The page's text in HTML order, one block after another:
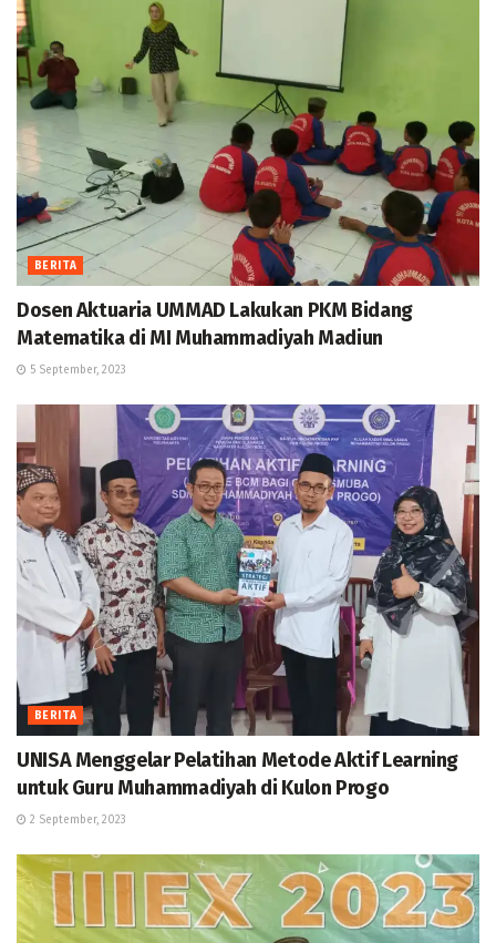
BERITA
Dosen Aktuaria UMMAD Lakukan PKM Bidang
Matematika di MI Muhammadiyah Madiun
5 September, 2023
BERITA
UNISA Menggelar Pelatihan Metode Aktif Learning
untuk Guru Muhammadiyah di Kulon Progo
2 September, 2023